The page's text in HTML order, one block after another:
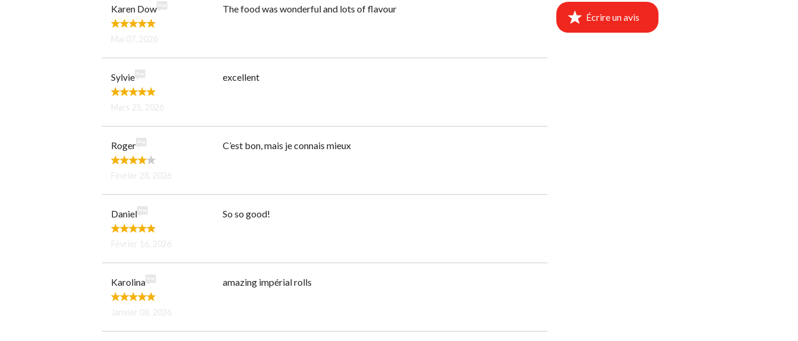
Karen Dow
Mai 07, 2026
The food was wonderful and lots of flavour
Sylvie
Mars 25, 2026
excellent
Roger
Février 28, 2026
C’est bon, mais je connais mieux
Daniel
Février 16, 2026
So so good!
Karolina
Janvier 08, 2026
amazing impérial rolls
Écrire un avis